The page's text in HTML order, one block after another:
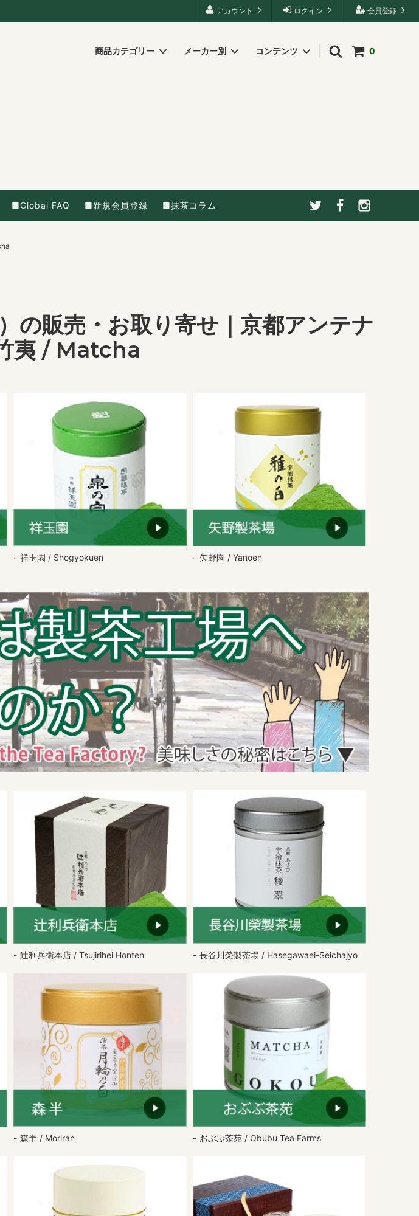
会員登録
ログイン
アカウント
0
商品カテゴリー メーカー別 コンテンツ
■Global FAQ ■新規会員登録 ■抹茶コラム
の販売・お取り寄せ｜京都アンテナ
夷 / Matcha
祥玉園 / Shogyokuen 矢野園 / Yanoen
辻利兵衛本店 / Tsujirihei Honten 長谷川榮製茶場 / Hasegawaei-Seichajyo
森半 / Moriran おぶぶ茶苑 / Obubu Tea Farms